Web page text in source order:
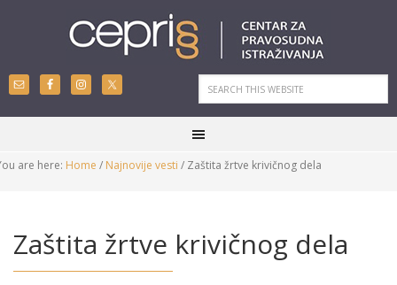
are here: Home / Najnovije vesti / Zaštita žrtve krivičnog dela
Zaštita žrtve krivičnog dela